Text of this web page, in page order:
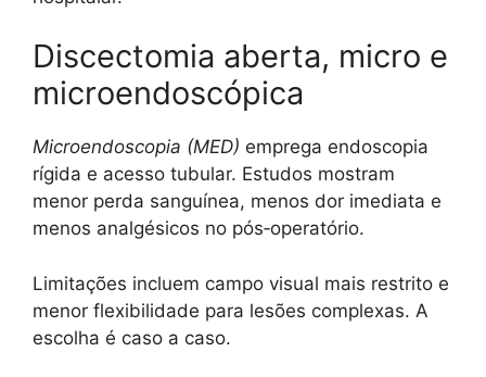
Discectomia aberta, micro e
microendoscópica
Microendoscopia (MED) emprega endoscopia
rígida e acesso tubular. Estudos mostram
menor perda sanguínea, menos dor imediata e
menos analgésicos no pós‑operatório.
Limitações incluem campo visual mais restrito e
menor flexibilidade para lesões complexas. A
escolha é caso a caso.